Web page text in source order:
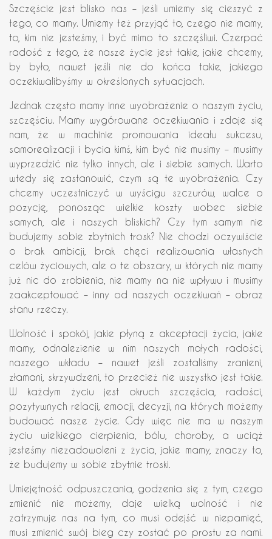
Szczęście jest blisko nas – jeśli umiemy się cieszyć z
tego, co mamy. Umiemy też przyjąć to, czego nie mamy,
to, kim nie jesteśmy, i być mimo to szczęśliwi. Czerpać
radość z tego, że nasze życie jest takie, jakie chcemy,
by było, nawet jeśli nie do końca takie, jakiego
oczekiwalibyśmy w określonych sytuacjach.
Jednak często mamy inne wyobrażenie o naszym życiu,
szczęściu. Mamy wygórowane oczekiwania i zdaje się
nam, że w machinie promowania ideału sukcesu,
samorealizacji i bycia kimś, kim być nie musimy – musimy
wyprzedzić nie tylko innych, ale i siebie samych. Warto
wtedy się zastanowić, czym są te wyobrażenia. Czy
chcemy uczestniczyć w wyścigu szczurów, walce o
pozycję, ponosząc wielkie koszty wobec siebie
samych, ale i naszych bliskich? Czy tym samym nie
budujemy sobie zbytnich trosk? Nie chodzi oczywiście
o brak ambicji, brak chęci realizowania własnych
celów życiowych, ale o te obszary, w których nie mamy
już nic do zrobienia, nie mamy na nie wpływu i musimy
zaakceptować – inny od naszych oczekiwań – obraz
stanu rzeczy.
Wolność i spokój, jakie płyną z akceptacji życia, jakie
mamy, odnalezienie w nim naszych małych radości,
naszego wkładu – nawet jeśli zostaliśmy zranieni,
złamani, skrzywdzeni, to przecież nie wszystko jest takie.
W każdym życiu jest okruch szczęścia, radości,
pozytywnych relacji, emocji, decyzji, na których możemy
budować nasze życie. Gdy więc nie ma w naszym
życiu wielkiego cierpienia, bólu, choroby, a wciąż
jesteśmy niezadowoleni z życia, jakie mamy, znaczy to,
że budujemy w sobie zbytnie troski.
Umiejętność odpuszczania, godzenia się z tym, czego
zmienić nie możemy, daje wielką wolność i nie
zatrzymuje nas na tym, co musi odejść w niepamięć,
musi zmienić swój bieg czy zostać po prostu za nami.